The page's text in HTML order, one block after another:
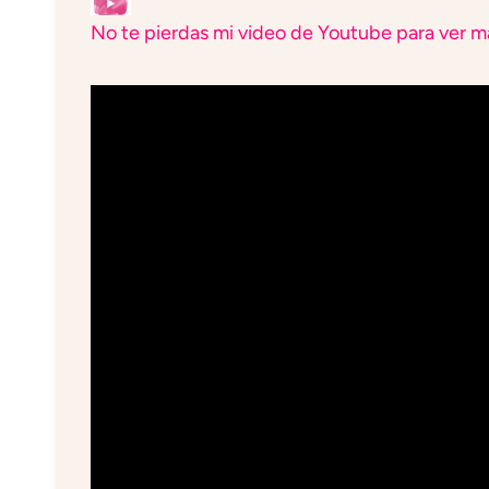
No te pierdas mi video de Youtube para ver